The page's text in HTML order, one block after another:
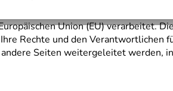
Bankverbindung,
Union (EU) verarbeitet.
Rechte und den
Seiten weitergeleitet